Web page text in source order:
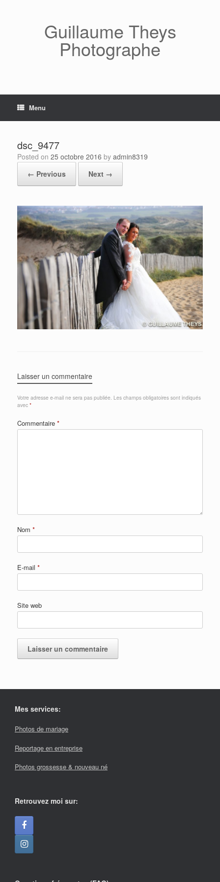
Guillaume Theys
Photographe
Menu
dsc_9477
Posted on 25 octobre 2016 by admin8319
← Previous
Next →
Laisser un commentaire
Votre adresse e-mail ne sera pas publiée. Les champs obligatoires sont indiqués
avec *
Commentaire *
Nom *
E-mail *
Site web
Mes services:
Photos de mariage
Reportage en entreprise
Photos grossesse & nouveau né
Retrouvez moi sur: